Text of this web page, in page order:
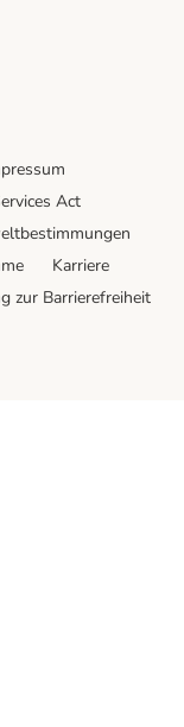
Act
Karriere
zur Barrierefreiheit